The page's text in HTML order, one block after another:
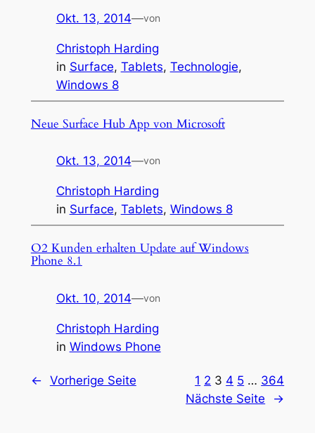
Okt. 13, 2014—von
Christoph Harding
in Surface, Tablets, Technologie
Windows 8
Neue Surface Hub App von Microsoft
Okt. 13, 2014—von
Christoph Harding
in Surface, Tablets, Windows 8
O2 Kunden erhalten Update auf Windows
Phone 8.1
Okt. 10, 2014—von
Christoph Harding
in Windows Phone
← Vorherige Seite 1 2 3 4 5 … 364
Nächste Seite
→